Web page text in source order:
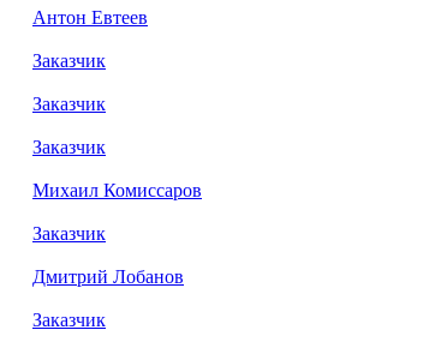
Антон Евтеев
Заказчик
Заказчик
Заказчик
Михаил Комиссаров
Заказчик
Дмитрий Лобанов
Заказчик